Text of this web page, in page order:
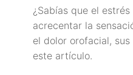
¿Sabías que el
acrecentar la
el dolor orofacial,
este artículo.